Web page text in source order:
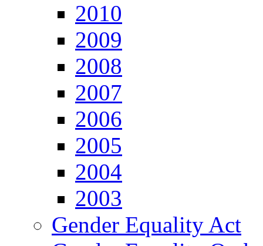
2010
2009
2008
2007
2006
2005
2004
2003
Gender Equality Act